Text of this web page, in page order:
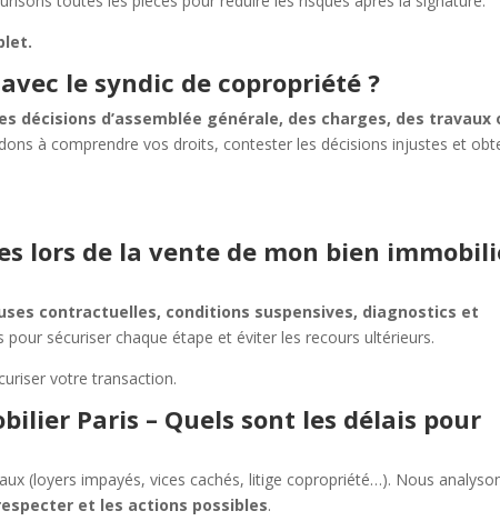
le syndic de copropriété ?
décisions d’assemblée générale, des charges, des travaux
à comprendre vos droits, contester les décisions injustes et
lors de la vente de mon bien
contractuelles, conditions suspensives, diagnostics et
pour sécuriser chaque étape et éviter les recours ultérieurs.
votre transaction.
Paris – Quels sont les délais pour
(loyers impayés, vices cachés, litige copropriété…). Nous
et les actions possibles.